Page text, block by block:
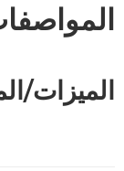
الميزات/